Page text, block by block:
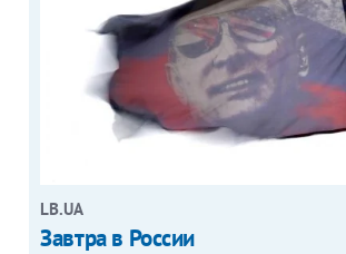
LB.UA
Завтра в России